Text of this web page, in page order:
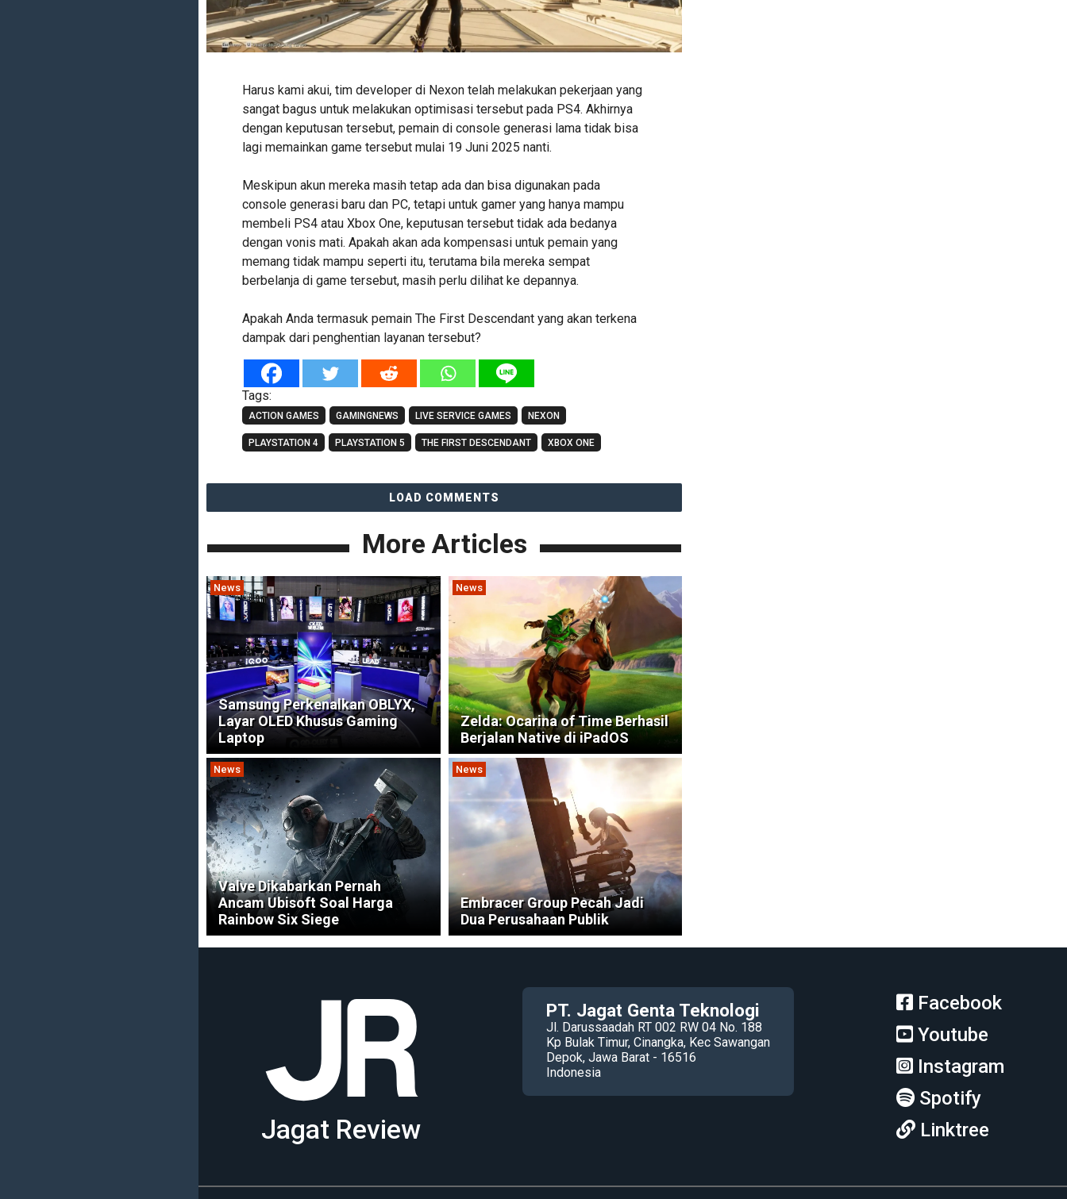
Harus kami akui, tim developer di Nexon telah melakukan pekerjaan yang
sangat bagus untuk melakukan optimisasi tersebut pada PS4. Akhirnya
dengan keputusan tersebut, pemain di console generasi lama tidak bisa
lagi memainkan game tersebut mulai 19 Juni 2025 nanti.
Meskipun akun mereka masih tetap ada dan bisa digunakan pada
console generasi baru dan PC, tetapi untuk gamer yang hanya mampu
membeli PS4 atau Xbox One, keputusan tersebut tidak ada bedanya
dengan vonis mati. Apakah akan ada kompensasi untuk pemain yang
memang tidak mampu seperti itu, terutama bila mereka sempat
berbelanja di game tersebut, masih perlu dilihat ke depannya.
Apakah Anda termasuk pemain The First Descendant yang akan terkena
dampak dari penghentian layanan tersebut?
Tags:
ACTION GAMES GAMINGNEWS LIVE SERVICE GAMES NEXON
PLAYSTATION 4 PLAYSTATION 5 THE FIRST DESCENDANT XBOX ONE
LOAD COMMENTS
More Articles
News
Samsung Perkenalkan OBLYX,
Layar OLED Khusus Gaming
Laptop
News
Zelda: Ocarina of Time Berhasil
Berjalan Native di iPadOS
News
Valve Dikabarkan Pernah
Ancam Ubisoft Soal Harga
Rainbow Six Siege
News
Embracer Group Pecah Jadi
Dua Perusahaan Publik
Jagat Review
PT. Jagat Genta Teknologi
Jl. Darussaadah RT 002 RW 04 No. 188
Kp Bulak Timur, Cinangka, Kec Sawangan
Depok, Jawa Barat - 16516
Indonesia
Facebook
Youtube
Instagram
Spotify
Linktree